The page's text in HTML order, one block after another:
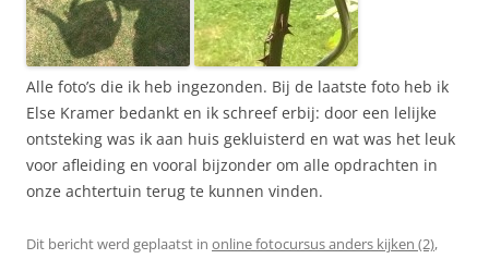
Alle foto’s die ik heb ingezonden. Bij de laatste foto heb ik
Else Kramer bedankt en ik schreef erbij: door een lelijke
ontsteking was ik aan huis gekluisterd en wat was het leuk
voor afleiding en vooral bijzonder om alle opdrachten in
onze achtertuin terug te kunnen vinden.
Dit bericht werd geplaatst in online fotocursus anders kijken (2),